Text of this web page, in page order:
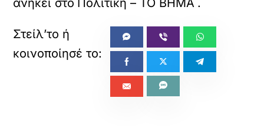
ανήκει στο Πολιτική – ΤΟ ΒΗΜΑ .